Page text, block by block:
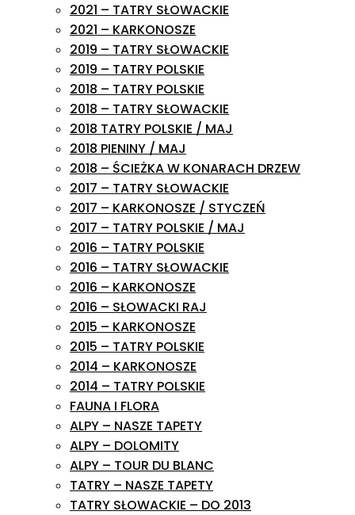
2021 – TATRY SŁOWACKIE
2021 – KARKONOSZE
2019 – TATRY SŁOWACKIE
2019 – TATRY POLSKIE
2018 – TATRY POLSKIE
2018 – TATRY SŁOWACKIE
2018 TATRY POLSKIE / MAJ
2018 PIENINY / MAJ
2018 – ŚCIEŻKA W KONARACH DRZEW
2017 – TATRY SŁOWACKIE
2017 – KARKONOSZE / STYCZEŃ
2017 – TATRY POLSKIE / MAJ
2016 – TATRY POLSKIE
2016 – TATRY SŁOWACKIE
2016 – KARKONOSZE
2016 – SŁOWACKI RAJ
2015 – KARKONOSZE
2015 – TATRY POLSKIE
2014 – KARKONOSZE
2014 – TATRY POLSKIE
FAUNA I FLORA
ALPY – NASZE TAPETY
ALPY – DOLOMITY
ALPY – TOUR DU BLANC
TATRY – NASZE TAPETY
TATRY SŁOWACKIE – DO 2013